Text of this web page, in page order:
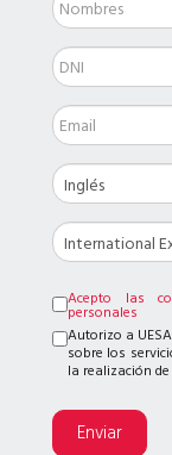
Acepto las
personales
Autorizo a
sobre los
la realización
Enviar